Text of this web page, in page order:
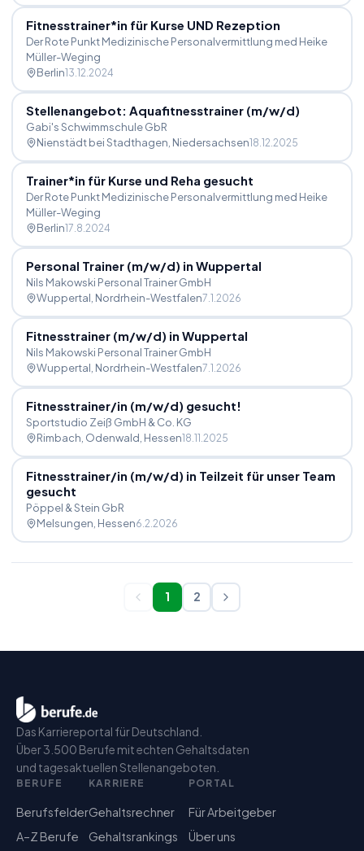
Fitnesstrainer*in für Kurse UND Rezeption
Der Rote Punkt Medizinische Personalvermittlung med Heike
Müller-Weging
Berlin13.12.2024
Stellenangebot: Aquafitnesstrainer (m/w/d)
Gabi's Schwimmschule GbR
Nienstädt bei Stadthagen , Niedersachsen18.12.2025
Trainer*in für Kurse und Reha gesucht
Der Rote Punkt Medizinische Personalvermittlung med Heike
Müller-Weging
Berlin17.8.2024
Personal Trainer (m/w/d) in Wuppertal
Nils Makowski Personal Trainer GmbH
Wuppertal , Nordrhein-Westfalen7.1.2026
Fitnesstrainer (m/w/d) in Wuppertal
Nils Makowski Personal Trainer GmbH
Wuppertal , Nordrhein-Westfalen7.1.2026
Fitnesstrainer/in (m/w/d) gesucht!
Sportstudio Zeiß GmbH & Co. KG
Rimbach, Odenwald , Hessen18.11.2025
Fitnesstrainer/in (m/w/d) in Teilzeit für unser Team
gesucht
Pöppel & Stein GbR
Melsungen , Hessen6.2.2026
1 2
Das Karriereportal für Deutschland.
Über 3.500 Berufe mit echten Gehaltsdaten
und tagesaktuellen Stellenangeboten.
BERUFE
Berufsfelder
A–Z Berufe
KARRIERE
Gehaltsrechner
Gehaltsrankings
PORTAL
Für Arbeitgeber
Über uns